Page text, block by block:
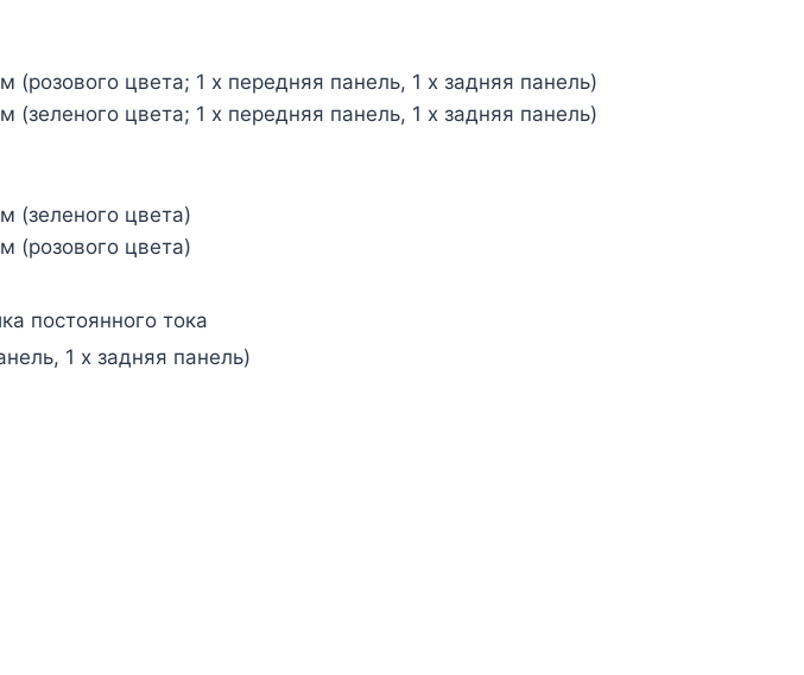
цвета; 1 x передняя панель, 1 x задняя панель)
цвета; 1 x передняя панель, 1 x задняя панель)
(зеленого цвета)
(розового цвета)
постоянного тока
1 x задняя панель)